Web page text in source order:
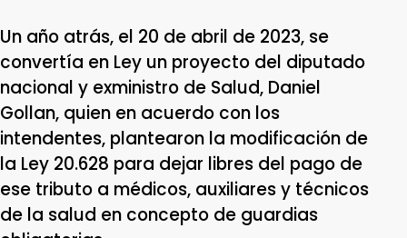
Un año atrás, el 20 de abril de 2023, se
convertía en Ley un proyecto del diputado
nacional y exministro de Salud, Daniel
Gollan, quien en acuerdo con los
intendentes, plantearon la modificación de
la Ley 20.628 para dejar libres del pago de
ese tributo a médicos, auxiliares y técnicos
de la salud en concepto de guardias